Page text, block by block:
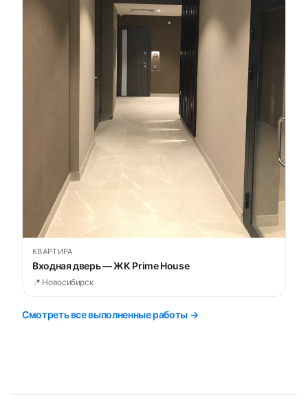
КВАРТИРА
Входная дверь — ЖК Prime House
📍 Новосибирск
Смотреть все выполненные работы →